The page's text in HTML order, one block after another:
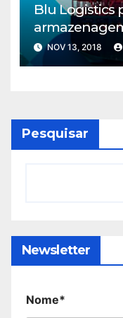
Blu Logistics
NOV 13, 2018
Pesquisar
Newsletter
Nome*